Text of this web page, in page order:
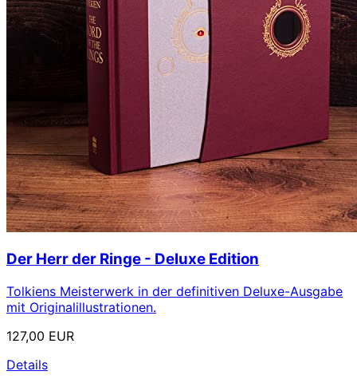
Der Herr der Ringe - Deluxe Edition
Tolkiens Meisterwerk in der definitiven Deluxe-Ausgabe
mit Originalillustrationen.
127,00 EUR
Details